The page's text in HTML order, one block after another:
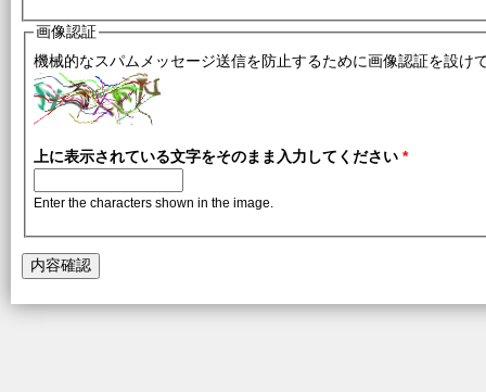
画像認証
機械的なスパムメッセージ送信を防止するために画像認証を設け
上に表示されている文字をそのまま入力してください *
Enter the characters shown in the image.